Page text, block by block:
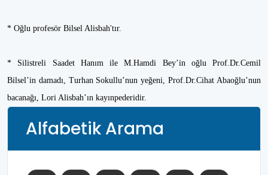
* Oğlu profesör Bilsel Alisbah'tır.
* Silistreli Saadet Hanım ile M.Hamdi Bey’in oğlu Prof.Dr.Cemil
Bilsel’in damadı, Turhan Sokullu’nun yeğeni, Prof.Dr.Cihat Abaoğlu’nun
bacanağı, Lori Alisbah’ın kayınpederidir.
Alfabetik Arama